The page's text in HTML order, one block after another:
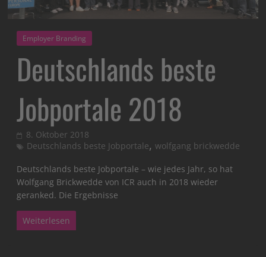
Employer Branding
Deutschlands beste
Jobportale 2018
8. Oktober 2018
Deutschlands beste Jobportale,wolfgang brickwedde
Deutschlands beste Jobportale – wie jedes Jahr, so hat
Wolfgang Brickwedde von ICR auch in 2018 wieder
geranked. Die Ergebnisse
Weiterlesen